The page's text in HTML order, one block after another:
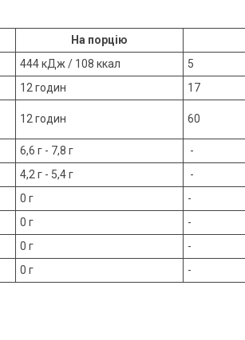
На порцію
444 кДж / 108 ккал
5
12 годин
17
12 годин 60
6,6 г - 7,8 г
-
4,2 г - 5,4 г
-
0 г
-
0 г
-
0 г
-
0 г -